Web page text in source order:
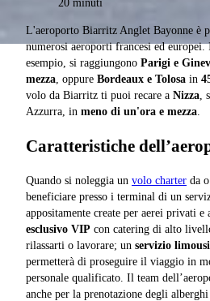
20 minuti
L'aeroporto Biarritz Anglet Bayonne è
numerosi aeroporti francesi ed
esempio, si raggiungono Parigi e
mezza, oppure Bordeaux e Tolosa in
volo da Biarritz ti puoi recare a Nizza,
Azzurra, in meno di un'ora e mezza.
Caratteristiche
Quando si noleggia un volo charter da
beneficiare presso i terminal di un
appositamente create per aerei privati e
esclusivo VIP con catering di alto
rilassarti o lavorare; un servizio
permetterà di proseguire il viaggio in
personale qualificato. Il team
anche per la prenotazione degli